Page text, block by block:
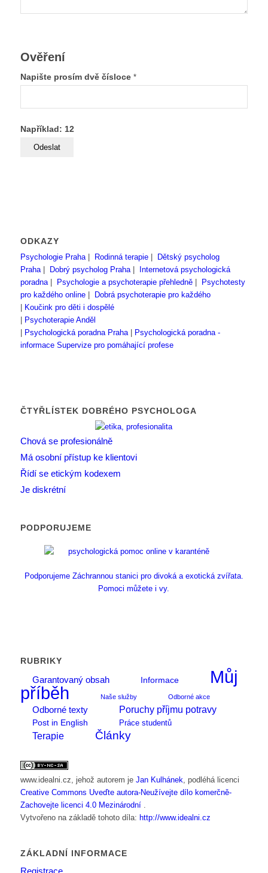
Ověření
Napište prosím dvě čísloce *
Například: 12
ODKAZY
Psychologie Praha| Rodinná terapie|
Dětský psycholog
Praha| Dobrý psycholog Praha|
Internetová psychologická
poradna| Psychologie a psychoterapie přehledně|
Psychotesty
pro každého online|
Dobrá psychoterapie pro každého
Koučink pro děti i dospělé
Psychoterapie Anděl
Psychologická poradna Praha|
Psychologická poradna -
informace Supervize pro pomáhající profese
ČTYŘLÍSTEK DOBRÉHO PSYCHOLOGA
Chová se profesionálně
Má osobní přístup ke klientovi
Řídí se etickým kodexem
Je diskrétní
PODPORUJEME
Podporujeme Záchrannou stanici pro divoká a exotická zvířata.
Pomoci můžete i vy.
RUBRIKY
Garantovaný obsah
Informace
Můj
příběh
Naše služby Odborné akce
Odborné texty Poruchy příjmu potravy
Post in English Práce studentů
Terapie Články
www.idealni.cz , jehož autorem je Jan Kulhánek , podléhá licenci
Creative Commons Uveďte autora-Neužívejte dílo komerčně-
Zachovejte licenci 4.0 Mezinárodní
Vytvořeno na základě tohoto díla: http://www.idealni.cz
ZÁKLADNÍ INFORMACE
Registrace